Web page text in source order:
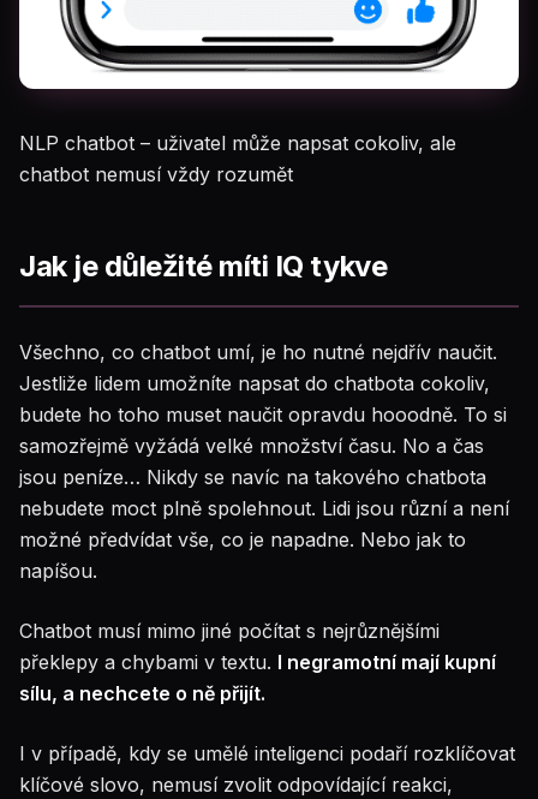
NLP chatbot – uživatel může napsat cokoliv, ale
chatbot nemusí vždy rozumět
Jak je důležité míti IQ tykve
Všechno, co chatbot umí, je ho nutné nejdřív naučit.
Jestliže lidem umožníte napsat do chatbota cokoliv,
budete ho toho muset naučit opravdu hooodně. To si
samozřejmě vyžádá velké množství času. No a čas
jsou peníze… Nikdy se navíc na takového chatbota
nebudete moct plně spolehnout. Lidi jsou různí a není
možné předvídat vše, co je napadne. Nebo jak to
napíšou.
Chatbot musí mimo jiné počítat s nejrůznějšími
překlepy a chybami v textu. I negramotní mají kupní
sílu, a nechcete o ně přijít.
I v případě, kdy se umělé inteligenci podaří rozklíčovat
klíčové slovo, nemusí zvolit odpovídající reakci,